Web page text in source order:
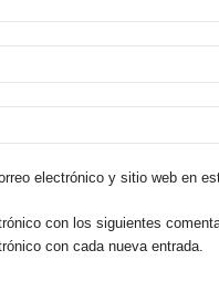
electrónico y sitio web en
con los siguientes
con cada nueva entrada.